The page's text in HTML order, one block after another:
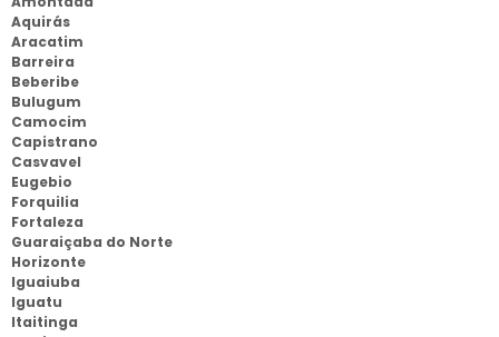
Aquirás
Aracatim
Barreira
Beberibe
Bulugum
Camocim
Capistrano
Casvavel
Eugebio
Forquilia
Fortaleza
Guaraiçaba do Norte
Horizonte
Iguaiuba
Iguatu
Itaitinga